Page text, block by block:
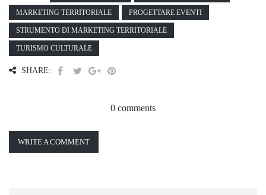
MARKETING TERRITORIALE PROGETTARE EVENTI
STRUMENTO DI MARKETING TERRITORIALE
TURISMO CULTURALE
SHARE:
0 comments
WRITE A COMMENT